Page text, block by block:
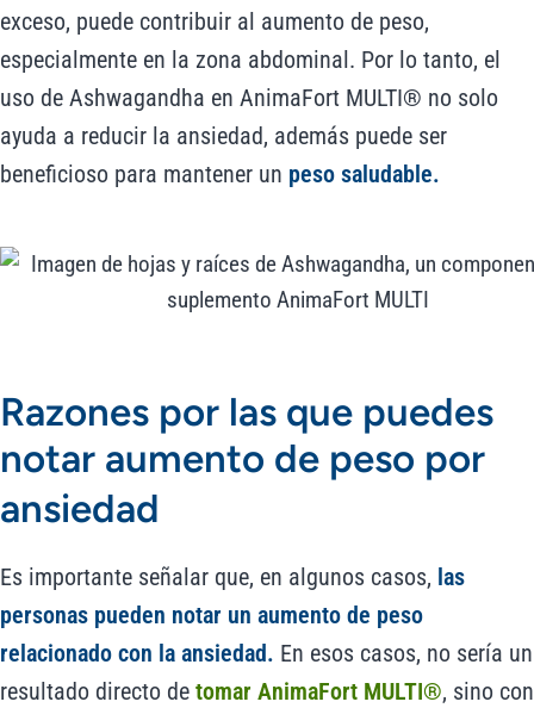
exceso, puede contribuir al aumento de peso,
especialmente en la zona abdominal. Por lo tanto, el
uso de Ashwagandha en AnimaFort MULTI® no solo
ayuda a reducir la ansiedad, además puede ser
beneficioso para mantener un peso saludable.
Razones por las que puedes
notar aumento de peso por
ansiedad
Es importante señalar que, en algunos casos, las
personas pueden notar un aumento de peso
relacionado con la ansiedad. En esos casos, no sería un
resultado directo de tomar AnimaFort MULTI®, sino con